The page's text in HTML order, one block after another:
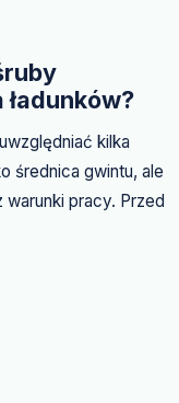
kilka
średnica gwintu, ale
warunki pracy. Przed